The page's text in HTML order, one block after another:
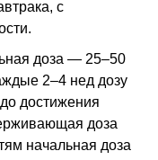
с
доза — 25–50
2–4 нед дозу
достижения
доза
начальная доза